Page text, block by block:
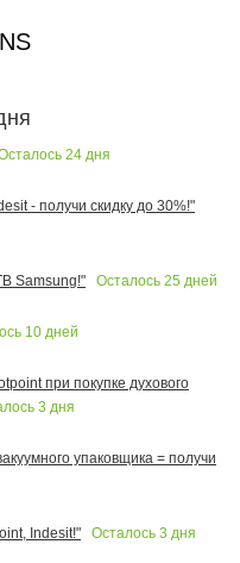
24 дня
- получи скидку до 30%!"
Samsung!"
Осталось 25 дней
10 дней
при покупке духового
3 дня
упаковщика = получи
Indesit!"
Осталось 3 дня